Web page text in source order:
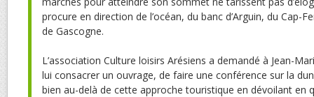
procure en direction de l’océan, du banc d’Arguin, du Cap-
de Gascogne.
L’association Culture loisirs Arésiens a demandé à Jean-
lui consacrer un ouvrage, de faire une conférence sur la
bien au-delà de cette approche touristique en dévoilant en